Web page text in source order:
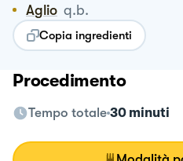
Aglio q.b.
Copia ingredienti
Procedimento
Tempo totale 30 minuti